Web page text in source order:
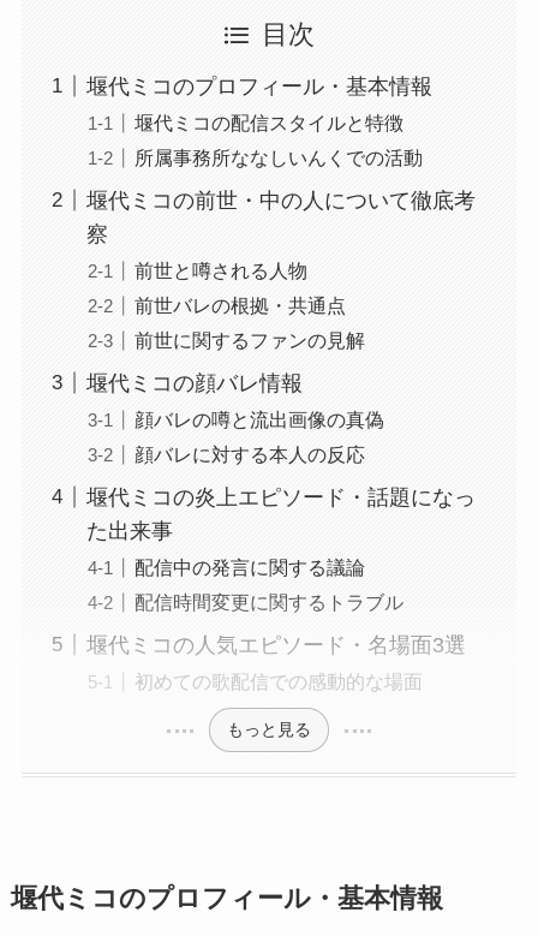
目次
堰代ミコのプロフィール・基本情報
堰代ミコの配信スタイルと特徴
所属事務所ななしいんくでの活動
堰代ミコの前世・中の人について徹底考
察
前世と噂される人物
前世バレの根拠・共通点
前世に関するファンの見解
堰代ミコの顔バレ情報
顔バレの噂と流出画像の真偽
顔バレに対する本人の反応
堰代ミコの炎上エピソード・話題になっ
た出来事
配信中の発言に関する議論
配信時間変更に関するトラブル
堰代ミコの人気エピソード・名場面3選
初めての歌配信での感動的な場面
もっと見る
堰代ミコのプロフィール・基本情報